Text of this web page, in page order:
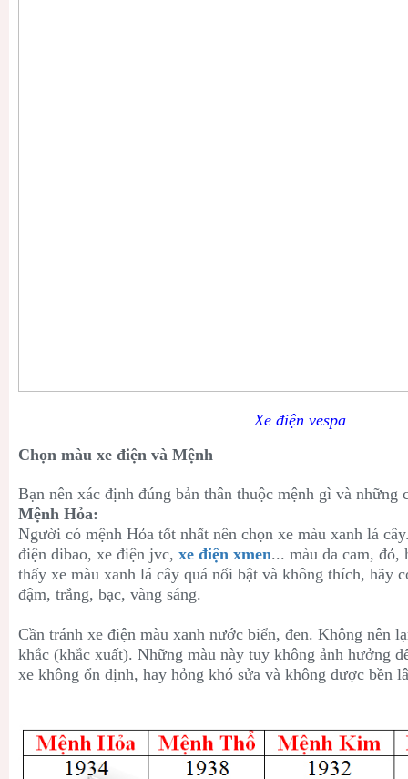
Xe điện vespa
Chọn màu xe điện và Mệnh
Bạn nên xác định đúng bản thân thuộc mệnh gì và những
Mệnh Hỏa:
Người có mệnh Hỏa tốt nhất nên chọn xe màu xanh lá
điện dibao, xe điện jvc, xe điện xmen... màu da cam, đỏ,
thấy xe màu xanh lá cây quá nổi bật và không thích, hãy
đậm, trắng, bạc, vàng sáng.
Cần tránh xe điện màu xanh nước biển, đen. Không nên
khắc (khắc xuất). Những màu này tuy không ảnh hưởng
xe không ổn định, hay hỏng khó sửa và không được bền